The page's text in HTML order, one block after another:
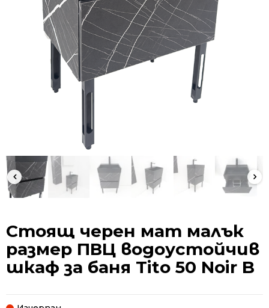
Стоящ черен мат малък
размер ПВЦ водоустойчив
шкаф за баня Tito 50 Noir B